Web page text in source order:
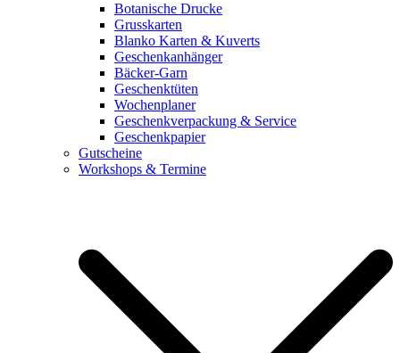
Botanische Drucke
Grusskarten
Blanko Karten & Kuverts
Geschenkanhänger
Bäcker-Garn
Geschenktüten
Wochenplaner
Geschenkverpackung & Service
Geschenkpapier
Gutscheine
Workshops & Termine